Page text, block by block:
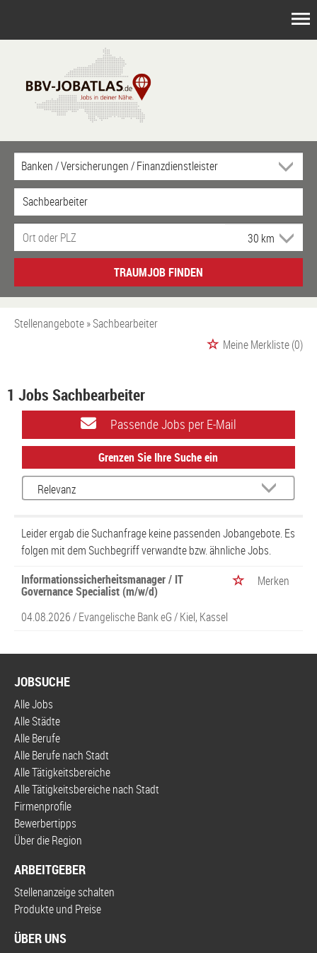
TRAUMJOB FINDEN
Stellenangebote Sachbearbeiter
Meine Merkliste(0)
1 Jobs Sachbearbeiter
Passende Jobs per E-Mail
Grenzen Sie Ihre Suche ein
Leider ergab die Suchanfrage keine passenden Jobangebote. Es
folgen mit dem Suchbegriff verwandte bzw. ähnliche Jobs.
Informationssicherheitsmanager / IT
Governance Specialist (m/w/d)
Merken
04.08.2026 /Evangelische Bank eG/ Kiel, Kassel
JOBSUCHE
Alle Jobs
Alle Städte
Alle Berufe
Alle Berufe nach Stadt
Alle Tätigkeitsbereiche
Alle Tätigkeitsbereiche nach Stadt
Firmenprofile
Bewerbertipps
Über die Region
ARBEITGEBER
Stellenanzeige schalten
Produkte und Preise
ÜBER UNS